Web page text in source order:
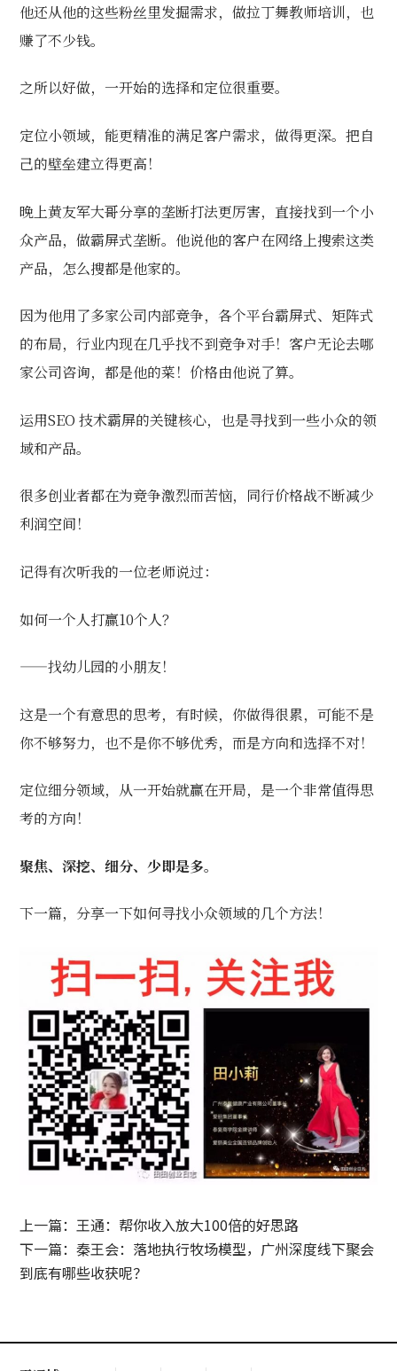
他还从他的这些粉丝里发掘需求，做拉丁舞教师培训，也
赚了不少钱。
之所以好做，一开始的选择和定位很重要。
定位小领域，能更精准的满足客户需求，做得更深。把自
己的壁垒建立得更高！
晚上黄友军大哥分享的垄断打法更厉害，直接找到一个小
众产品，做霸屏式垄断。他说他的客户在网络上搜索这类
产品，怎么搜都是他家的。
因为他用了多家公司内部竞争，各个平台霸屏式、矩阵式
的布局，行业内现在几乎找不到竞争对手！客户无论去哪
家公司咨询，都是他的菜！价格由他说了算。
运用SEO 技术霸屏的关键核心，也是寻找到一些小众的领
域和产品。
很多创业者都在为竞争激烈而苦恼，同行价格战不断减少
利润空间！
记得有次听我的一位老师说过：
如何一个人打赢10个人？
——找幼儿园的小朋友！
这是一个有意思的思考，有时候，你做得很累，可能不是
你不够努力，也不是你不够优秀，而是方向和选择不对！
定位细分领域，从一开始就赢在开局，是一个非常值得思
考的方向！
聚焦、深挖、细分、少即是多。
下一篇，分享一下如何寻找小众领域的几个方法！
上一篇：王通：帮你收入放大100倍的好思路
下一篇：秦王会：落地执行牧场模型，广州深度线下聚会
到底有哪些收获呢？